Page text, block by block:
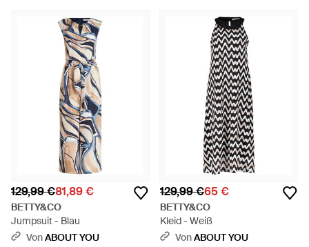
129,99 €81,89 €
BETTY&CO
Jumpsuit - Blau
VonABOUT YOU
129,99 €65 €
BETTY&CO
Kleid - Weiß
VonABOUT YOU